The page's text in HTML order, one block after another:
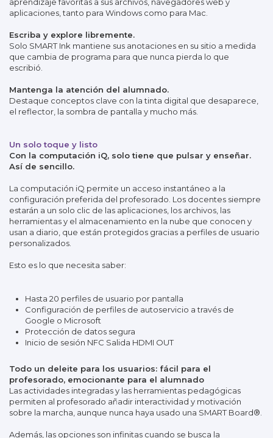
aprendizaje favoritas a sus archivos, navegadores web y
aplicaciones, tanto para Windows como para Mac.
Escriba y explore libremente.
Solo SMART Ink mantiene sus anotaciones en su sitio a medida
que cambia de programa para que nunca pierda lo que
escribió.
Mantenga la atención del alumnado.
Destaque conceptos clave con la tinta digital que desaparece,
el reflector, la sombra de pantalla y mucho más.
Un solo toque y listo
Con la computación iQ, solo tiene que pulsar y enseñar.
Así de sencillo.
La computación iQ permite un acceso instantáneo a la
configuración preferida del profesorado. Los docentes siempre
estarán a un solo clic de las aplicaciones, los archivos, las
herramientas y el almacenamiento en la nube que conocen y
usan a diario, que están protegidos gracias a perfiles de usuario
personalizados.
Esto es lo que necesita saber:
Hasta 20 perfiles de usuario por pantalla
Configuración de perfiles de autoservicio a través de
Google o Microsoft
Protección de datos segura
Inicio de sesión NFC Salida HDMI OUT
Todo un deleite para los usuarios: fácil para el
profesorado, emocionante para el alumnado
Las actividades integradas y las herramientas pedagógicas
permiten al profesorado añadir interactividad y motivación
sobre la marcha, aunque nunca haya usado una SMART Board®.
Además, las opciones son infinitas cuando se busca la